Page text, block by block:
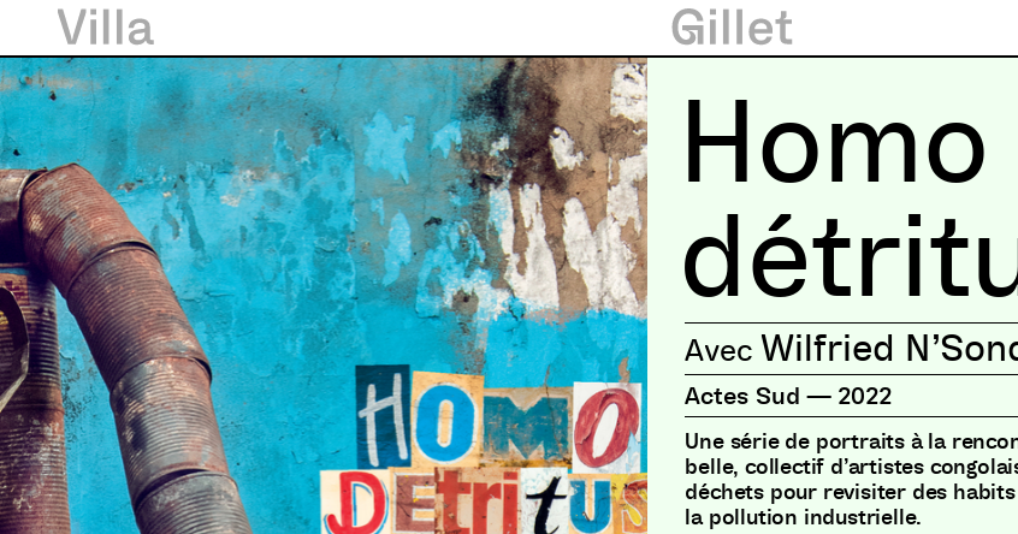
Homo
Wilfried
Actes Sud — 2022
Une série de portraits à la
belle, collectif d’artistes
déchets pour revisiter des
la pollution industrielle.